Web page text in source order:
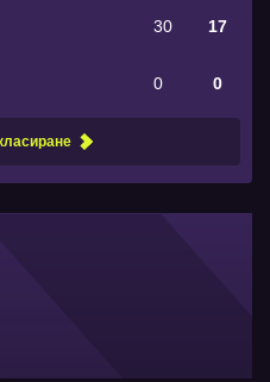
30 17
0 0